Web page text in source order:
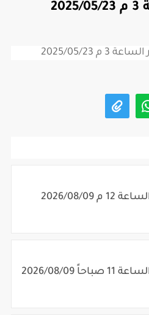
2025/05/23
م 2026/08/09
2026/08/09